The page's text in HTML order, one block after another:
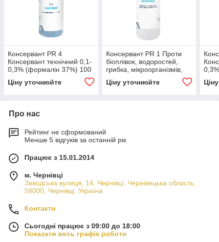
Консервант PR 4
Консервант технічний 0,1-
0,3% (формалін 37%) 100
Ціну уточнюйте
Консервант PR 1 Проти
біоплівок, водоростей,
грибка, мікроорганізмів,
Ціну уточнюйте
Про нас
Рейтинг не сформований
Менше 5 відгуків за останній рік
Працює з 15.01.2014
м. Чернівці
Заводська вулиця, 14, Чернівці, Чернівецька область,
58000, Чернівці, Україна
Контакти
Сьогодні працює з 09:00 до 18:00
Показати весь графік роботи